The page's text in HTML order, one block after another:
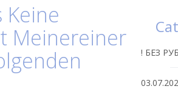
Meinereiner
! БЕЗ